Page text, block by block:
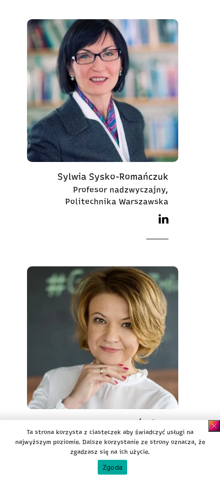
Sylwia Sysko-Romańczuk
Profesor nadzwyczajny,
Politechnika Warszawska
Dyrektor ds. marketingu i
rozwoju nowych przedsięwzięć,
Ta strona korzysta z ciasteczek aby świadczyć usługi na
najwyższym poziomie. Dalsze korzystanie ze strony oznacza, że
zgadzasz się na ich użycie.
Zgoda